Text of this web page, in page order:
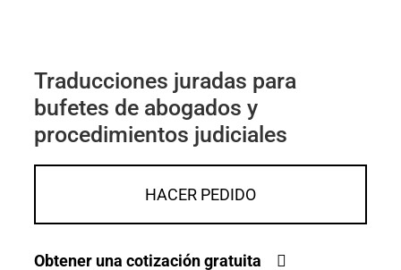
Traducciones juradas para
bufetes de abogados y
procedimientos judiciales
HACER PEDIDO
Obtener una cotización gratuita